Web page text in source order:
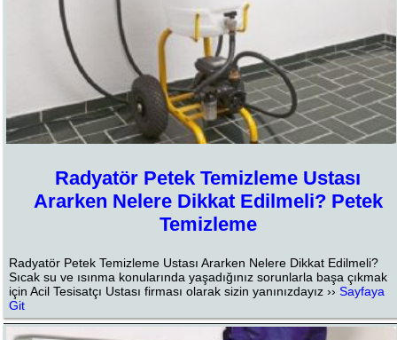
Radyatör Petek Temizleme Ustası
Ararken Nelere Dikkat Edilmeli? Petek
Temizleme
Radyatör Petek Temizleme Ustası Ararken Nelere Dikkat Edilmeli?
Sıcak su ve ısınma konularında yaşadığınız sorunlarla başa çıkmak
için Acil Tesisatçı Ustası firması olarak sizin yanınızdayız ››Sayfaya
Git